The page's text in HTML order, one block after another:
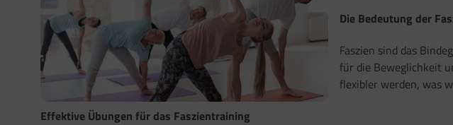
Die Bedeutung der
Faszien sind das
für die Beweglichkeit
flexibler werden, was
Effektive Übungen für das Faszientraining